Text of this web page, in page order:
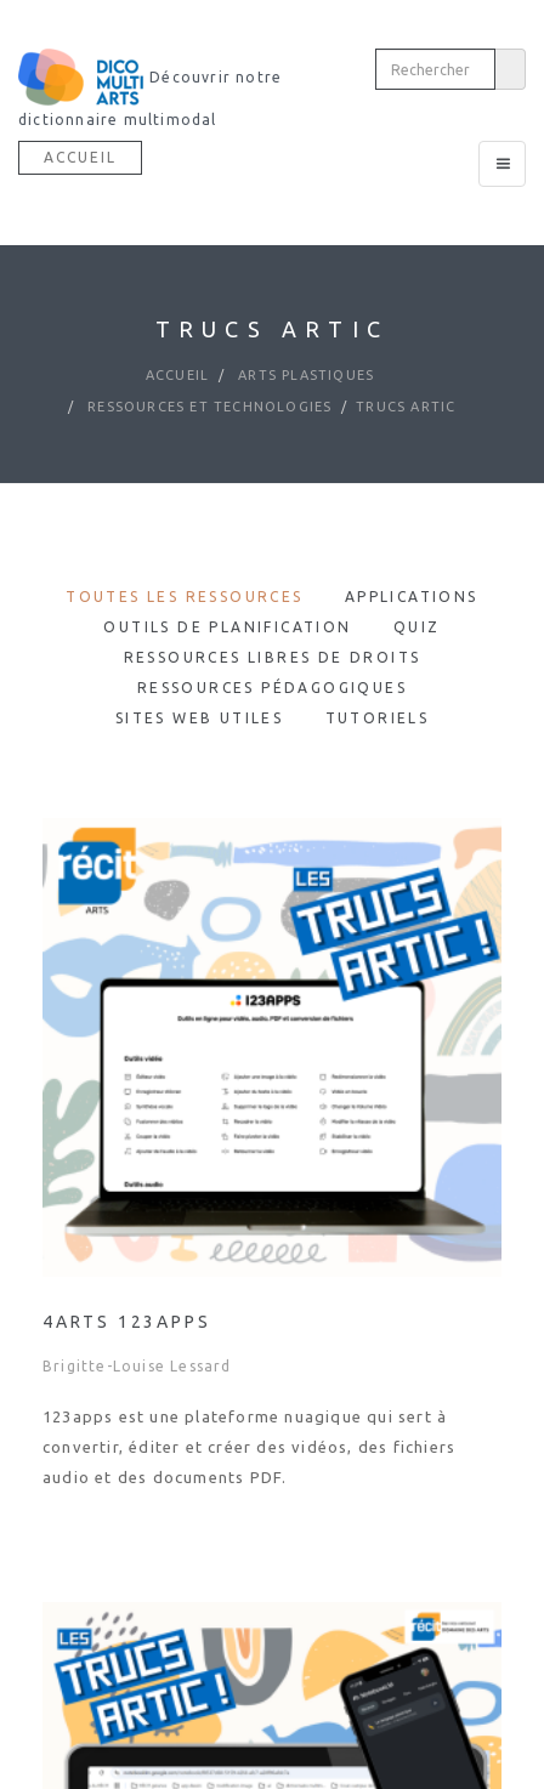
Découvrir notre
dictionnaire multimodal
Toggle
ACCUEIL
TRUCS ARTIC
ACCUEIL ARTS PLASTIQUES
RESSOURCES ET TECHNOLOGIES TRUCS ARTIC
TOUTES LES RESSOURCES
APPLICATIONS
OUTILS DE PLANIFICATION
QUIZ
RESSOURCES LIBRES DE DROITS
RESSOURCES PÉDAGOGIQUES
SITES WEB UTILES
TUTORIELS
4ARTS 123APPS
Brigitte-Louise Lessard
123apps est une plateforme nuagique qui sert à
convertir, éditer et créer des vidéos, des fichiers
audio et des documents PDF.